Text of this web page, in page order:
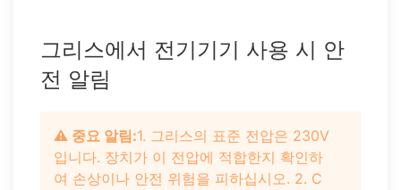
그리스에서 전기기기 사용 시 안
전 알림
⚠️ 중요 알림:1. 그리스의 표준 전압은 230V
입니다. 장치가 이 전압에 적합한지 확인하
여 손상이나 안전 위험을 피하십시오. 2. C